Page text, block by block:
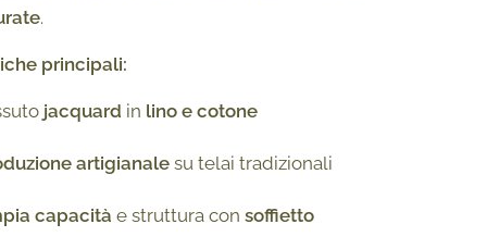
.
principali:
jacquard in lino e cotone
artigianale su telai tradizionali
capacità e struttura con soffietto